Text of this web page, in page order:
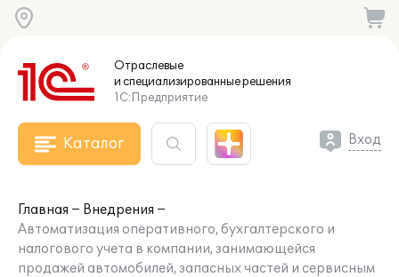
Отраслевые
и специализированныерешения
1С:Предприятие
Каталог Вход
Главная
Внедрения
Автоматизация оперативного, бухгалтерского и
налогового учета в компании, занимающейся
продажей автомобилей, запасных частей и сервисным